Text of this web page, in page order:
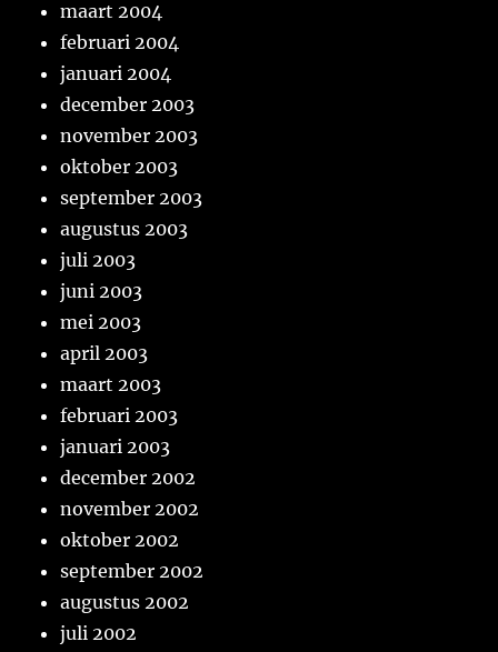
maart 2004
februari 2004
januari 2004
december 2003
november 2003
oktober 2003
september 2003
augustus 2003
juli 2003
juni 2003
mei 2003
april 2003
maart 2003
februari 2003
januari 2003
december 2002
november 2002
oktober 2002
september 2002
augustus 2002
juli 2002